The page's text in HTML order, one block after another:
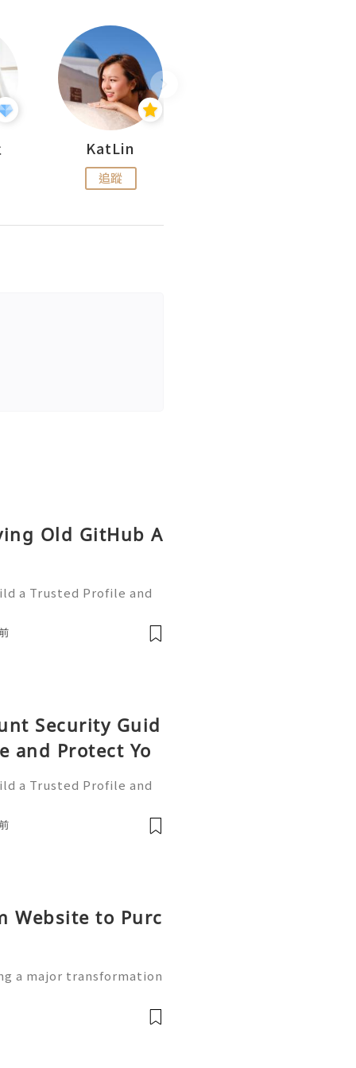
KatLin
追蹤
Old GitHub A
a Trusted Profile and
and collabo
Security Guid
and Protect Yo
a Trusted Profile and
and collabo
Website to Purc
a major transformation
platform websites are b